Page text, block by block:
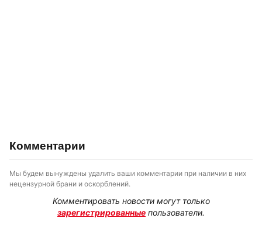
Комментарии
Мы будем вынуждены удалить ваши комментарии при наличии в них
нецензурной брани и оскорблений.
Комментировать новости могут только
зарегистрированные пользователи.